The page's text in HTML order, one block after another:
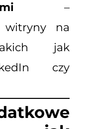
–
na
jak
czy